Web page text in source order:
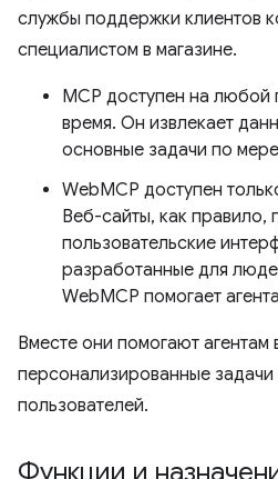
службы поддержки клиентов
специалистом в магазине.
MCP доступен на
время. Он извлекает
основные задачи по
WebMCP доступен
Веб-сайты, как правило,
пользовательские
разработанные для
WebMCP помогает
Вместе они помогают агентам
персонализированные задачи
пользователей.
Функции и